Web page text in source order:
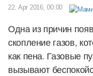
22. Apr 2016, 00:00
Одна из причин
скопление газов,
как пена. Газовые
вызывают